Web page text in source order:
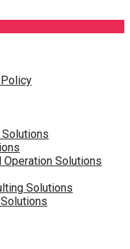
Solutions
Solutions